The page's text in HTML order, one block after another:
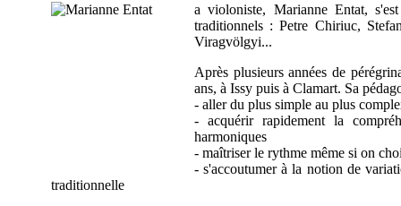
a violoniste, Marianne Entat,
traditionnels : Petre Chiriuc,
Viragvölgyi...
Après plusieurs années de
ans, à Issy puis à Clamart. Sa
- aller du plus simple au plus
- acquérir rapidement la
harmoniques
- maîtriser le rythme même si on
- s'accoutumer à la notion de
traditionnelle